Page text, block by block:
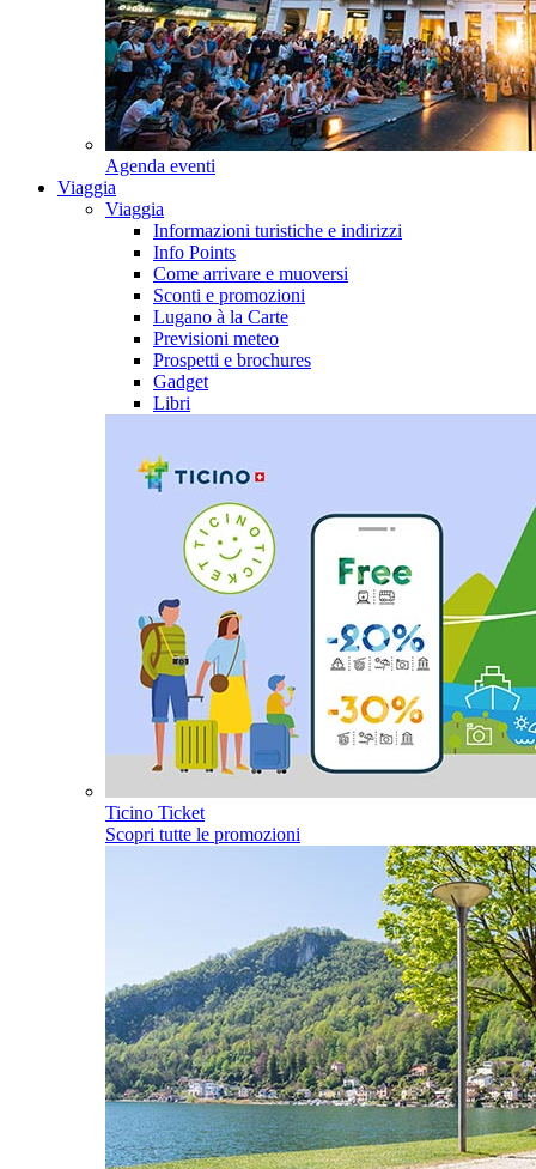
Agenda eventi
Viaggia
Viaggia
Informazioni turistiche e indirizzi
Info Points
Come arrivare e muoversi
Sconti e promozioni
Lugano à la Carte
Previsioni meteo
Prospetti e brochures
Gadget
Libri
Ticino Ticket
Scopri tutte le promozioni